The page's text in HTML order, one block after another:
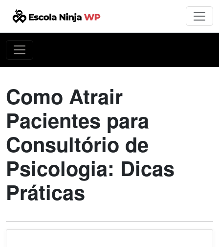
Como Atrair
Pacientes para
Consultório de
Psicologia: Dicas
Práticas